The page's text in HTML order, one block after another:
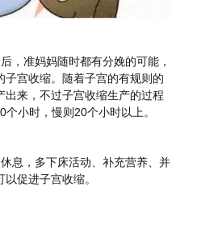
，准妈妈随时都有分娩的可能，
宫收缩。随着子宫的有规则的
来，不过子宫收缩生产的过程
小时，慢则20个小时以上。
息，多下床活动、补充营养、并
促进子宫收缩。